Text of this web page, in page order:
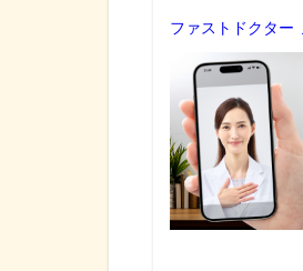
ファストドクター